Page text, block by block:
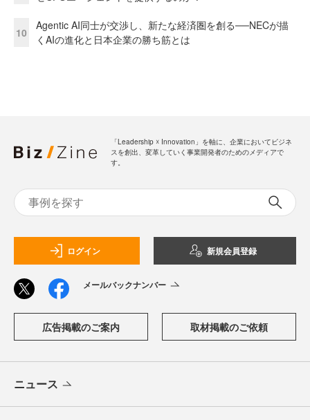
10
Agentic AI同士が交渉し、新たな経済圏を創る──NECが描
くAIの進化と日本企業の勝ち筋とは
「Leadership ☓ Innovation」を軸に、企業においてビジネ
スを創出、変革していく事業開発者のためのメディアで
す。
ログイン 新規会員登録
メールバックナンバー
広告掲載のご案内 取材掲載のご依頼
ニュース